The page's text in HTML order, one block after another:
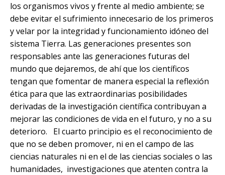
los organismos vivos y frente al medio ambiente; se
debe evitar el sufrimiento innecesario de los primeros
y velar por la integridad y funcionamiento idóneo del
sistema Tierra. Las generaciones presentes son
responsables ante las generaciones futuras del
mundo que dejaremos, de ahí que los científicos
tengan que fomentar de manera especial la reflexión
ética para que las extraordinarias posibilidades
derivadas de la investigación científica contribuyan a
mejorar las condiciones de vida en el futuro, y no a su
deterioro. El cuarto principio es el reconocimiento de
que no se deben promover, ni en el campo de las
ciencias naturales ni en el de las ciencias sociales o las
humanidades, investigaciones que atenten contra la